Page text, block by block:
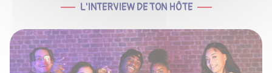
L'INTERVIEW DE TON HÔTE